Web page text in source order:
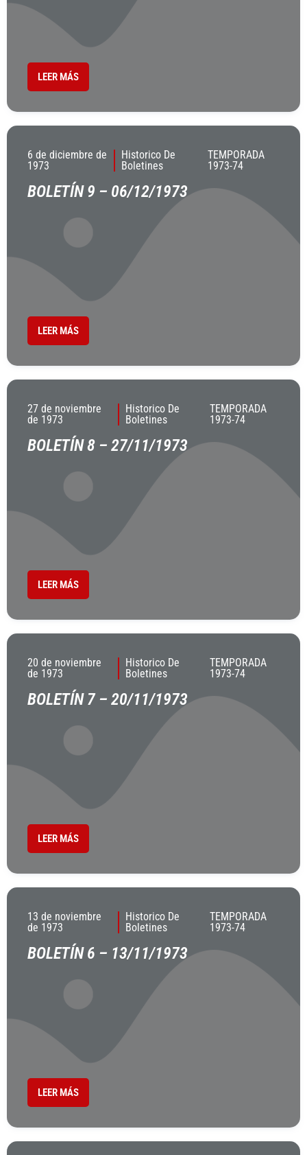
LEER MÁS
6 de diciembre de
1973
Historico De
Boletines
TEMPORADA
1973-74
BOLETÍN 9 – 06/12/1973
LEER MÁS
27 de noviembre
de 1973
Historico De
Boletines
TEMPORADA
1973-74
BOLETÍN 8 – 27/11/1973
LEER MÁS
20 de noviembre
de 1973
Historico De
Boletines
TEMPORADA
1973-74
BOLETÍN 7 – 20/11/1973
LEER MÁS
13 de noviembre
de 1973
Historico De
Boletines
TEMPORADA
1973-74
BOLETÍN 6 – 13/11/1973
LEER MÁS